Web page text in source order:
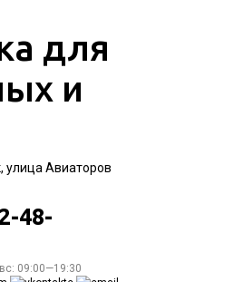
для
и
улица Авиаторов
48-
09:00—19:30